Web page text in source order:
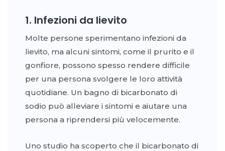
1. Infezioni da lievito
Molte persone sperimentano infezioni da
lievito, ma alcuni sintomi, come il prurito e il
gonfiore, possono spesso rendere difficile
per una persona svolgere le loro attività
quotidiane. Un bagno di bicarbonato di
sodio può alleviare i sintomi e aiutare una
persona a riprendersi più velocemente.
Uno studio ha scoperto che il bicarbonato di